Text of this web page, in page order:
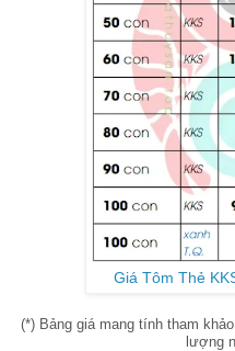
Giá Tôm Thẻ
(*) Bảng giá mang tính tham
lượng